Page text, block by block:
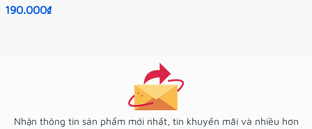
190.000₫
Nhận thông tin sản phẩm mới nhất, tin khuyến mãi và nhiều hơn